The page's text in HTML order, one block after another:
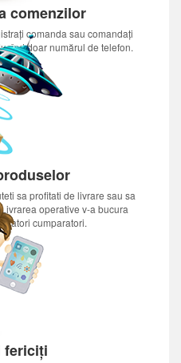
comenzilor
comanda sau comandați
doar numărul de telefon.
sa profitati de livrare sau sa
operative v-a bucura
cumparatori.
fericiți